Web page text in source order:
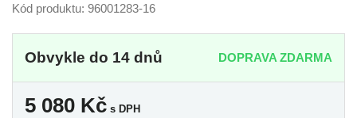
Kód produktu: 96001283-16
Obvykle do 14 dnů DOPRAVA ZDARMA
5 080 Kč s DPH